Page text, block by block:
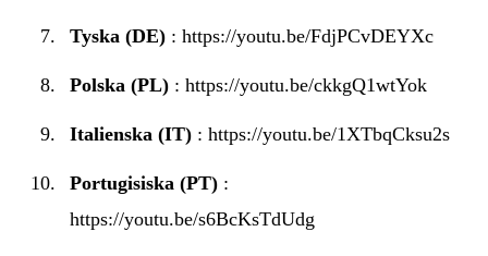
Tyska (DE) : https://youtu.be/FdjPCvDEYXc
Polska (PL) : https://youtu.be/ckkgQ1wtYok
Italienska (IT) : https://youtu.be/1XTbqCksu2s
Portugisiska (PT) :
https://youtu.be/s6BcKsTdUdg